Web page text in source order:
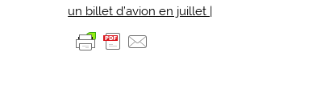
un billet d’avion en juillet |